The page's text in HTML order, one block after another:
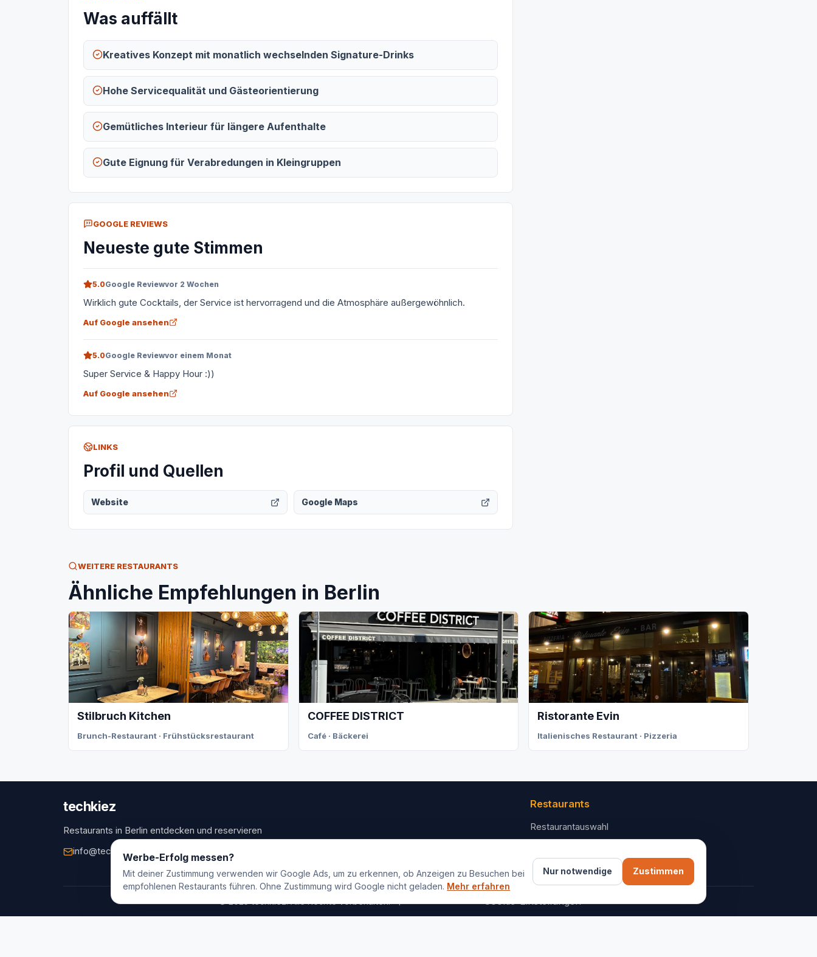
Was auffällt
Kreatives Konzept mit monatlich wechselnden Signature-Drinks
Hohe Servicequalität und Gästeorientierung
Gemütliches Interieur für längere Aufenthalte
Gute Eignung für Verabredungen in Kleingruppen
GOOGLE REVIEWS
Neueste gute Stimmen
5.0Google Reviewvor 2 Wochen
Wirklich gute Cocktails, der Service ist hervorragend und die Atmosphäre außergewöhnlich.
Auf Google ansehen
5.0Google Reviewvor einem Monat
Super Service & Happy Hour :))
Auf Google ansehen
LINKS
Profil und Quellen
Website Google Maps
WEITERE RESTAURANTS
Ähnliche Empfehlungen in Berlin
Stilbruch Kitchen
Brunch-Restaurant · Frühstücksrestaurant
COFFEE DISTRICT
Café · Bäckerei
Ristorante Evin
Italienisches Restaurant · Pizzeria
techkiez
Restaurants in Berlin entdecken und reservieren
info@techkiez.de
Berlin, Deutschland
Restaurants
Restaurantauswahl
Kontakt
© 2025 techkiez. Alle Rechte vorbehalten. Cookie-Einstellungen
Werbe-Erfolg messen?
Mit deiner Zustimmung verwenden wir Google Ads, um zu erkennen, ob Anzeigen zu Besuchen bei
empfohlenen Restaurants führen. Ohne Zustimmung wird Google nicht geladen. Mehr erfahren
Nur notwendige Zustimmen